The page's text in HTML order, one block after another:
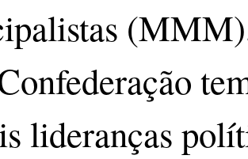
lideranças